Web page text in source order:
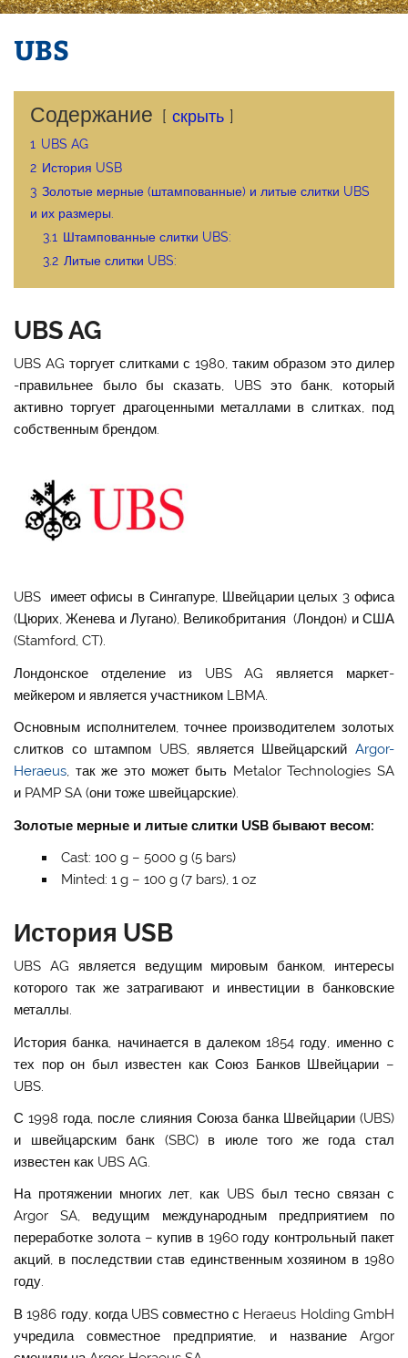
UBS
Содержание скрыть
1 UBS AG
2 История USB
3 Золотые мерные (штампованные) и литые слитки UBS
и их размеры.
3.1 Штампованные слитки UBS:
3.2 Литые слитки UBS:
UBS AG
UBS AG торгует слитками с 1980, таким образом это дилер
-правильнее было бы сказать, UBS это банк, который
активно торгует драгоценными металлами в слитках, под
собственным брендом.
UBS имеет офисы в Сингапуре, Швейцарии целых 3 офиса
(Цюрих, Женева и Лугано), Великобритания (Лондон) и США
(Stamford, CT).
Лондонское отделение из UBS AG является маркет-
мейкером и является участником LBMA.
Основным исполнителем, точнее производителем золотых
слитков со штампом UBS, является Швейцарский Argor-
Heraeus, так же это может быть Metalor Technologies SA
и PAMP SA (они тоже швейцарские).
Золотые мерные и литые слитки USB бывают весом:
Cast: 100 g – 5000 g (5 bars)
Minted: 1 g – 100 g (7 bars), 1 oz
История USB
UBS AG является ведущим мировым банком, интересы
которого так же затрагивают и инвестиции в банковские
металлы.
История банка, начинается в далеком 1854 году, именно с
тех пор он был известен как Союз Банков Швейцарии –
UBS.
С 1998 года, после слияния Союза банка Швейцарии (UBS)
и швейцарским банк (SBC) в июле того же года стал
известен как UBS AG.
На протяжении многих лет, как UBS был тесно связан с
Argor SA, ведущим международным предприятием по
переработке золота – купив в 1960 году контрольный пакет
акций, в последствии став единственным хозяином в 1980
году.
В 1986 году, когда UBS совместно с Heraeus Holding GmbH
учредила совместное предприятие, и название Argor